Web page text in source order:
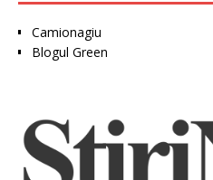
Camionagiu
Blogul Green